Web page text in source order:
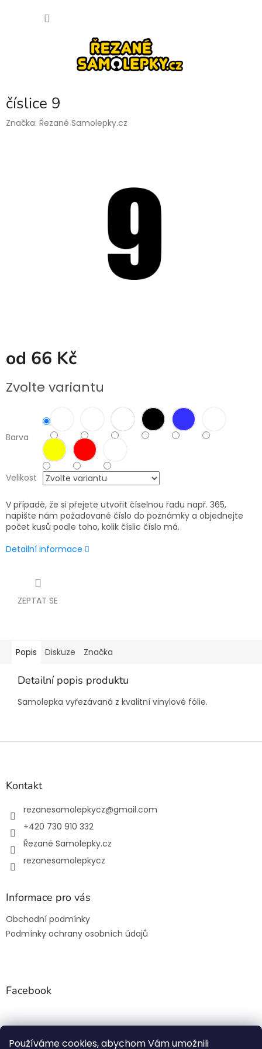
Používáme cookies, abychom Vám umožnili
číslice 9
Značka: Řezané Samolepky.cz
od 66 Kč
cena:
Zvolte variantu
Barva
Velikost
V případě, že si přejete utvořit číselnou řadu např. 365,
napište nám požadované číslo do poznámky a objednejte
počet kusů podle toho, kolik číslic číslo má.
Detailní informace
ZEPTAT SE
Popis Diskuze Značka
Detailní popis produktu
Samolepka vyřezávaná z kvalitní vinylové fólie.
Z
Kontakt
rezanesamolepkycz@gmail.com
+420 730 910 332
Řezané Samolepky.cz
rezanesamolepkycz
Informace pro vás
Obchodní podmínky
Podmínky ochrany osobních údajů
Facebook
Rezanesamolepky.cz